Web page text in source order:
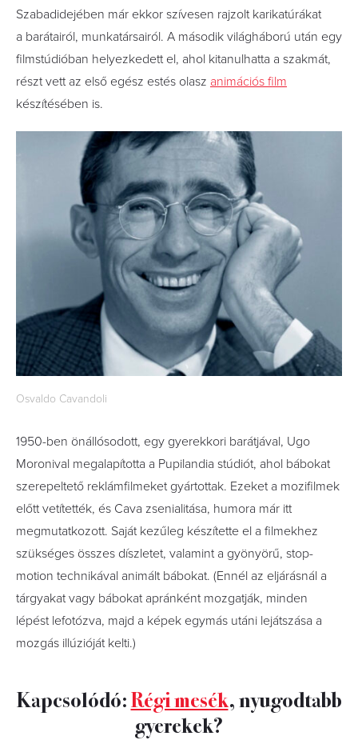
Szabadidejében már ekkor szívesen rajzolt karikatúrákat
a barátairól, munkatársairól. A második világháború után egy
filmstúdióban helyezkedett el, ahol kitanulhatta a szakmát,
részt vett az első egész estés olasz animációs film
készítésében is.
Osvaldo Cavandoli
1950-ben önállósodott, egy gyerekkori barátjával, Ugo
Moronival megalapította a Pupilandia stúdiót, ahol bábokat
szerepeltető reklámfilmeket gyártottak. Ezeket a mozifilmek
előtt vetítették, és Cava zsenialitása, humora már itt
megmutatkozott. Saját kezűleg készítette el a filmekhez
szükséges összes díszletet, valamint a gyönyörű, stop-
motion technikával animált bábokat. (Ennél az eljárásnál a
tárgyakat vagy bábokat apránként mozgatják, minden
lépést lefotózva, majd a képek egymás utáni lejátszása a
mozgás illúzióját kelti.)
Kapcsolódó:Régi mesék, nyugodtabb
gyerekek?